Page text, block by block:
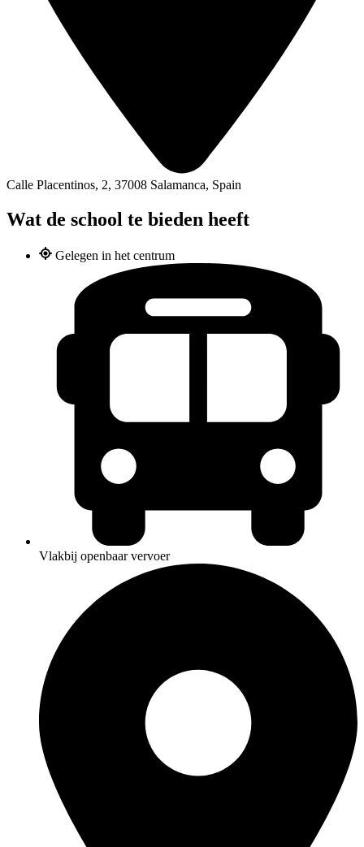
Calle Placentinos, 2, 37008 Salamanca, Spain
Wat de school te bieden heeft
Gelegen in het centrum
Vlakbij openbaar vervoer